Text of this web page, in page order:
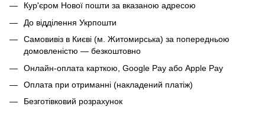
Кур'єром Нової пошти за вказаною адресою
До відділення Укрпошти
Самовивіз в Києві (м. Житомирська) за попередньою
домовленістю — безкоштовно
Онлайн-оплата карткою, Google Pay або Apple Pay
Оплата при отриманні (накладений платіж)
Безготівковий розрахунок